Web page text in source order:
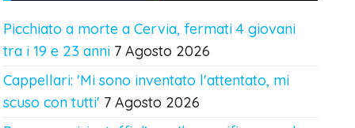
Picchiato a morte a Cervia, fermati 4 giovani
tra i 19 e 23 anni 7 Agosto 2026
Cappellari: 'Mi sono inventato l'attentato, mi
scuso con tutti' 7 Agosto 2026